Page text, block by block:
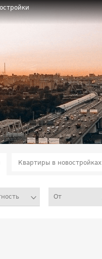
Квартиры в новостройках